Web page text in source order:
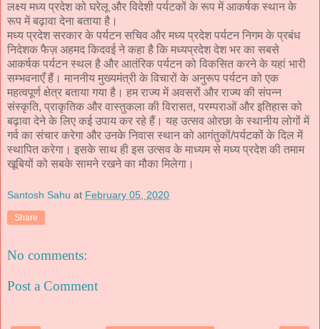
लक्ष्य मध्य प्रदेश को घरेलू और विदेशी पर्यटकों के रूप में आकर्षक स्थान के
रूप में बढ़ावा देना बताया है।
मध्य प्रदेश सरकार के पर्यटन सचिव और मध्य प्रदेश पर्यटन निगम के प्रबंध
निदेशक फैज़ अहमद किदवई ने कहा है कि मध्यप्रदेश देश भर का सबसे
आकर्षक पर्यटन स्थल है और आतंरिक पर्यटन को विकसित करने के यहां भारी
सम्भवनाएँ हैं। माननीय मुख्यमंत्री के विचारों के अनुरूप पर्यटन को एक
महत्वपूर्ण क्षेत्र बताया गया है। हम राज्य में अवसरों और राज्य की संपन्न
संस्कृति, प्राकृतिक और वास्तुकला की विरासत, परम्पराओं और इतिहास को
बढ़ावा देने के लिए कई उपाय कर रहे हैं। यह उत्सव ओरछा के स्थानीय लोगों में
गर्व का संचार करेगा और उनके निवास स्थान को आगंतुकों/पर्यटकों के दिल में
स्थापित करेगा। इसके साथ ही इस उत्सव के माध्यम से मध्य प्रदेश की तमाम
खूबियों को सबके सामने रखने का मौका मिलेगा।
Santosh Sahu at February 05, 2020
Share
No comments:
Post a Comment